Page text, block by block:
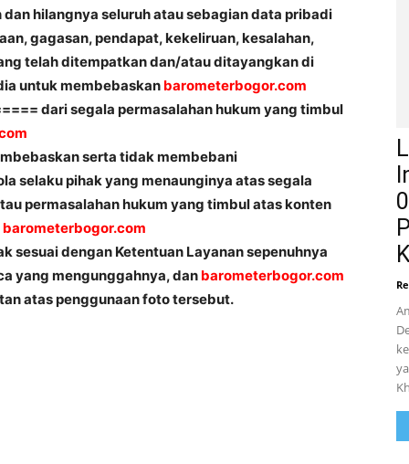
hilangnya seluruh atau sebagian data pribadi
gagasan, pendapat, kekeliruan, kesalahan,
telah ditempatkan dan/atau ditayangkan di
untuk membebaskan barometerbogor.com
dari segala permasalahan hukum yang timbul
serta tidak membebani
selaku pihak yang menaunginya atas segala
permasalahan hukum yang timbul atas konten
barometerbogor.com
sesuai dengan Ketentuan Layanan sepenuhnya
yang mengunggahnya, dan barometerbogor.com
atas penggunaan foto tersebut.